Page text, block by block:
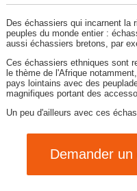
Des échassiers qui incarnent la
peuples du monde entier :
aussi échassiers bretons, par
Ces échassiers ethniques sont
le thème de l'Afrique
pays lointains avec des
magnifiques portant des
Un peu d'ailleurs avec ces
Demander